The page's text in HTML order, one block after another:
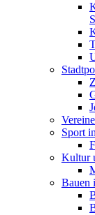
Vereine
Sport
Kultur
Bauen